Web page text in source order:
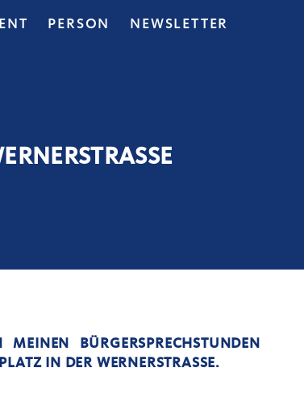
PERSON NEWSLETTER
BÜRGERSPRECHSTUNDEN
IN DER WERNERSTRASSE.